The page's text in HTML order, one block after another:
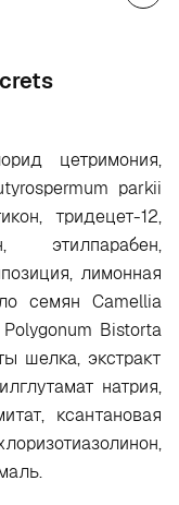
цетримония,
parkii
тридецет-12,
этилпарабен,
лимонная
семян Camellia
Bistorta
шелка, экстракт
натрия,
ксантановая